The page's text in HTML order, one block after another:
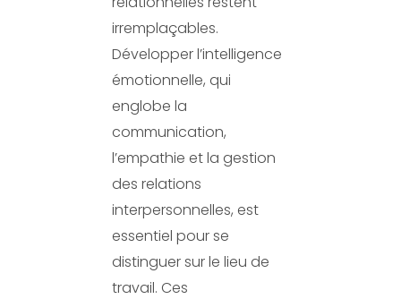
irremplaçables.
Développer l’intelligence
émotionnelle, qui
englobe la
communication,
l’empathie et la gestion
des relations
interpersonnelles, est
essentiel pour se
distinguer sur le lieu de
travail. Ces